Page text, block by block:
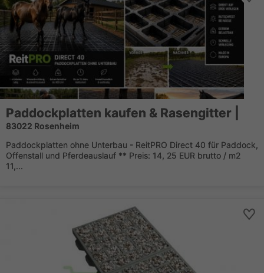
Paddockplatten kaufen & Rasengitter |
83022 Rosenheim
Paddockplatten ohne Unterbau - ReitPRO Direct 40 für Paddock,
Offenstall und Pferdeauslauf ** Preis: 14, 25 EUR brutto / m2
11,...